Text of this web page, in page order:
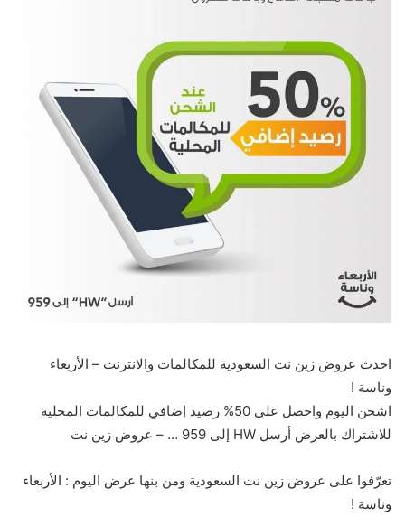
احدث عروض زين نت السعودية للمكالمات والانترنت – الأربعاء
وناسة ! ‏
اشحن اليوم واحصل على 50% رصيد إضافي للمكالمات المحلية
للاشتراك بالعرض أرسل HW إلى 959 ‏⁧‫… – عروض زين نت
تعرّفوا على عروض زين نت السعودية ومن بنها عرض اليوم : الأربعاء
وناسة ! ‏